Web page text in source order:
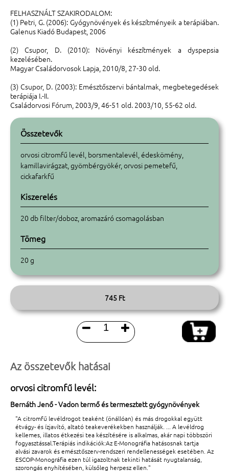
FELHASZNÁLT SZAKIRODALOM:
(1) Petri, G. (2006): Gyógynövények és készítményeik a terápiában.
Galenus Kiadó Budapest, 2006
(2) Csupor, D. (2010): Növényi készítmények a dyspepsia
kezelésében.
Magyar Családorvosok Lapja, 2010/8, 27-30 old.
(3) Csupor, D. (2003): Emésztőszervi bántalmak, megbetegedések
terápiája I.-II.
Családorvosi Fórum, 2003/9, 46-51 old. 2003/10, 55-62 old.
Összetevők
orvosi citromfű levél, borsmentalevél, édeskömény,
kamillavirágzat, gyömbérgyökér, orvosi pemetefű,
cickafarkfű
Kiszerelés
20 db filter/doboz, aromazáró csomagolásban
Tömeg
20 g
745 Ft
 
Az összetevők hatásai
orvosi citromfű levél:
Bernáth Jenő - Vadon termő és termesztett gyógynövények
"A citromfű levéldrogot teaként (önállóan) és más drogokkal együtt
étvágy- és ízjavító, altató teakeverékekben használják. ... A levéldrog
kellemes, illatos étkezési tea készítésére is alkalmas, akár napi többszöri
fogyasztással.Terápiás indikációk:Az E-Monográfia hatásosnak tartja
alvási zavarok és emésztőszerv-rendszeri rendellenességek esetében. Az
ESCOP-Monográfia ezen túl igazoltnak tekinti hatását nyugtalanság,
szorongás enyhítésében, külsőleg herpesz ellen."